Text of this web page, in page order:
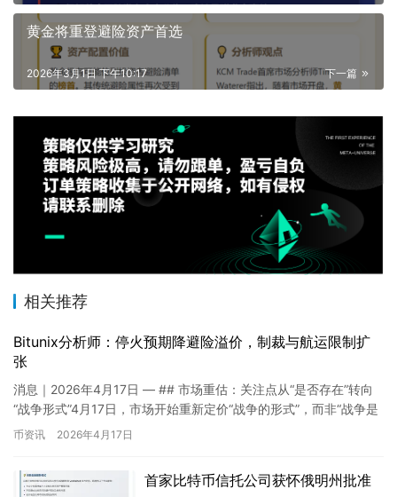
黄金将重登避险资产首选
下一篇
2026年3月1日 下午10:17
相关推荐
Bitunix分析师：停火预期降避险溢价，制裁与航运限制扩
张
消息｜2026年4月17日 — ## 市场重估：关注点从“是否存在”转向
“战争形式”4月17日，市场开始重新定价“战争的形式”，而非“战争是
否存在”。 – …
币资讯 2026年4月17日
首家比特币信托公司获怀俄明州批准